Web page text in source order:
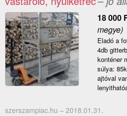
18 000
megye)
Eladó a
4db
konténer
súlya:
ajtóval
szerszampiac.hu – 2018.01.31.